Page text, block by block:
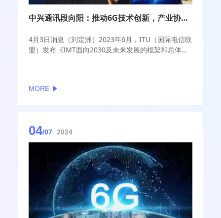
中兴通讯段向阳：推动6G技术创新，产业协作至关重要
4月3日消息（刘定洲）2023年6月，ITU（国际电信联
盟）发布《IMT面向2030及未来发展的框架和总体目
智联，数字孪生”迈进。
MORE
04/07 2024